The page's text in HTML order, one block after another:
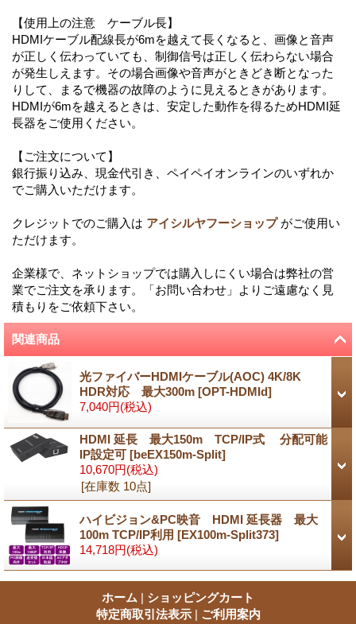
【使用上の注意 ケーブル長】
HDMIケーブル配線長が6mを越えて長くなると、画像と音声
が正しく伝わっていても、制御信号は正しく伝わらない場合
が発生しえます。その場合画像や音声がときどき断となった
りして、まるで機器の故障のように見えるときがあります。
HDMIが6mを越えるときは、安定した動作を得るためHDMI延
長器をご使用ください。
【ご注文について】
銀行振り込み、現金代引き、ペイペイオンラインのいずれか
でご購入いただけます。
クレジットでのご購入は アイシルヤフーショップがご使用い
ただけます。
企業様で、ネットショップでは購入しにくい場合は弊社の営
業でご注文を承ります。「お問い合わせ」よりご遠慮なく見
積もりをご依頼下さい。
関連商品
光ファイバーHDMIケーブル(AOC) 4K/8K
HDR対応 最大300m [OPT-HDMId]
7,040円(税込)
HDMI 延長 最大150m TCP/IP式 分配可能
IP設定可 [beEX150m-Split]
10,670円(税込)
[在庫数 10点]
ハイビジョン&PC映音 HDMI 延長器 最大
100m TCP/IP利用 [EX100m-Split373]
14,718円(税込)
ホーム | ショッピングカート
特定商取引法表示 | ご利用案内